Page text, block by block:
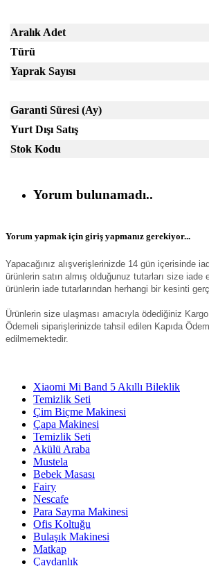
Aralık Adet
Türü
Yaprak Sayısı
Garanti Süresi (Ay)
Yurt Dışı Satış
Stok Kodu
Yorum bulunamadı..
Yorum yapmak için giriş yapmanız gerekiyor...
Yapacağınız alışverişlerinizde 14 gün içerisinde
ürünlerin satın almış olduğunuz tutarları size iade
ürünlerin iade tutarlarından herhangi bir kesinti
Ürünlerin size ulaşması amacıyla ödediğiniz
Ödemeli siparişlerinizde tahsil edilen Kapıda
edilmemektedir.
Xiaomi Mi Band 5 Akıllı Bileklik
Temizlik Seti
Çim Biçme Makinesi
Çapa Makinesi
Temizlik Seti
Akülü Araba
Mustela
Bebek Masası
Fairy
Nescafe
Para Sayma Makinesi
Ofis Koltuğu
Bulaşık Makinesi
Matkap
Çaydanlık